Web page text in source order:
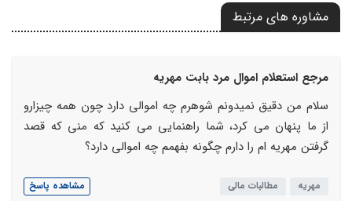
مشاوره های مرتبط
مرجع استعلام اموال مرد بابت مهریه
سلام من دقیق نمیدونم شوهرم چه اموالی دارد چون همه چیزارو
از ما پنهان می کرد، شما راهنمایی می کنید که منی که قصد
گرفتن مهریه ام را دارم چگونه بفهمم چه اموالی دارد؟
مهریه مطالبات مالی مشاهده پاسخ